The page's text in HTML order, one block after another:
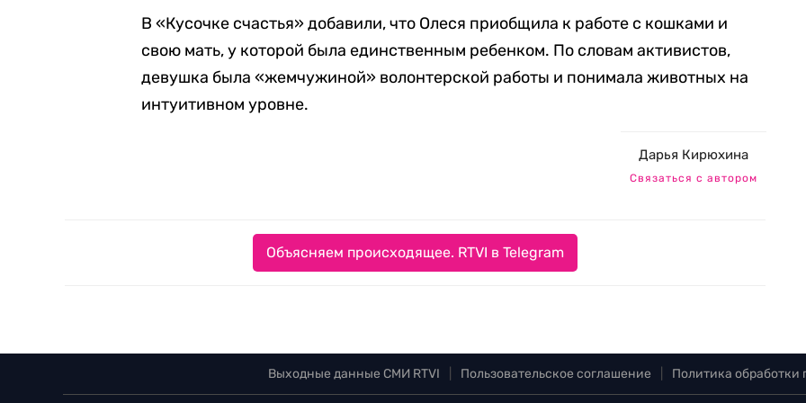
В «Кусочке счастья» добавили, что Олеся приобщила к работе с кошками и
свою мать, у которой была единственным ребенком. По словам активистов,
девушка была «жемчужиной» волонтерской работы и понимала животных на
интуитивном уровне.
Дарья Кирюхина
Связаться с автором
Объясняем происходящее. RTVI в Telegram
Выходные данные СМИ RTVI Пользовательское соглашение Политика